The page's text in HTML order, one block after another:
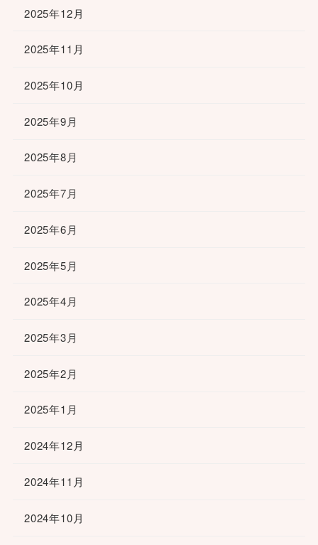
2025年12月
2025年11月
2025年10月
2025年9月
2025年8月
2025年7月
2025年6月
2025年5月
2025年4月
2025年3月
2025年2月
2025年1月
2024年12月
2024年11月
2024年10月